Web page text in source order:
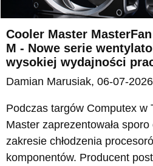
Cooler Master
M - Nowe serie
wysokiej wydajności
Damian Marusiak, 06-07-
Podczas targów Computex w
Master zaprezentowała
zakresie chłodzenia
komponentów. Producent